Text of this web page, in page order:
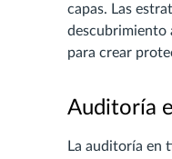
capas. Las
descubrimiento
para crear
Auditoría
La auditoría en